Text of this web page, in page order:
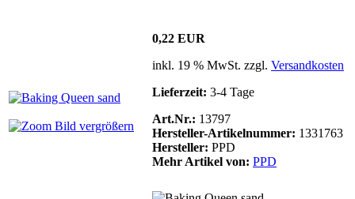
Bild vergrößern
0,22 EUR
inkl. 19 % MwSt. zzgl. Versandkosten
Lieferzeit: 3-4 Tage
Art.Nr.: 13797
Hersteller-Artikelnummer: 1331763
Hersteller: PPD
Mehr Artikel von: PPD